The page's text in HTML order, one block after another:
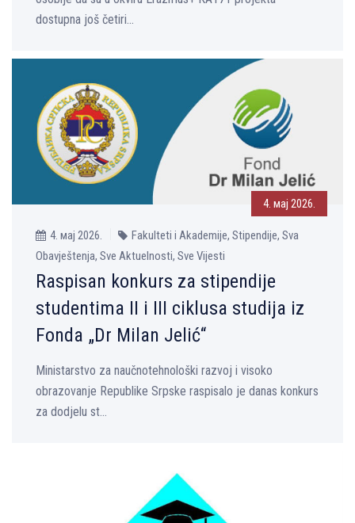
dostupna još četiri...
4. мај 2026.
4. мај 2026.
Fakulteti i Akademije, Stipendije, Sva
Obavještenja, Sve Aktuelnosti, Sve Vijesti
Raspisan konkurs za stipendije
studentima II i III ciklusa studija iz
Fonda „Dr Milan Jelić“
Ministarstvo za naučnotehnološki razvoj i visoko
obrazovanje Republike Srpske raspisalo je danas konkurs
za dodjelu st...